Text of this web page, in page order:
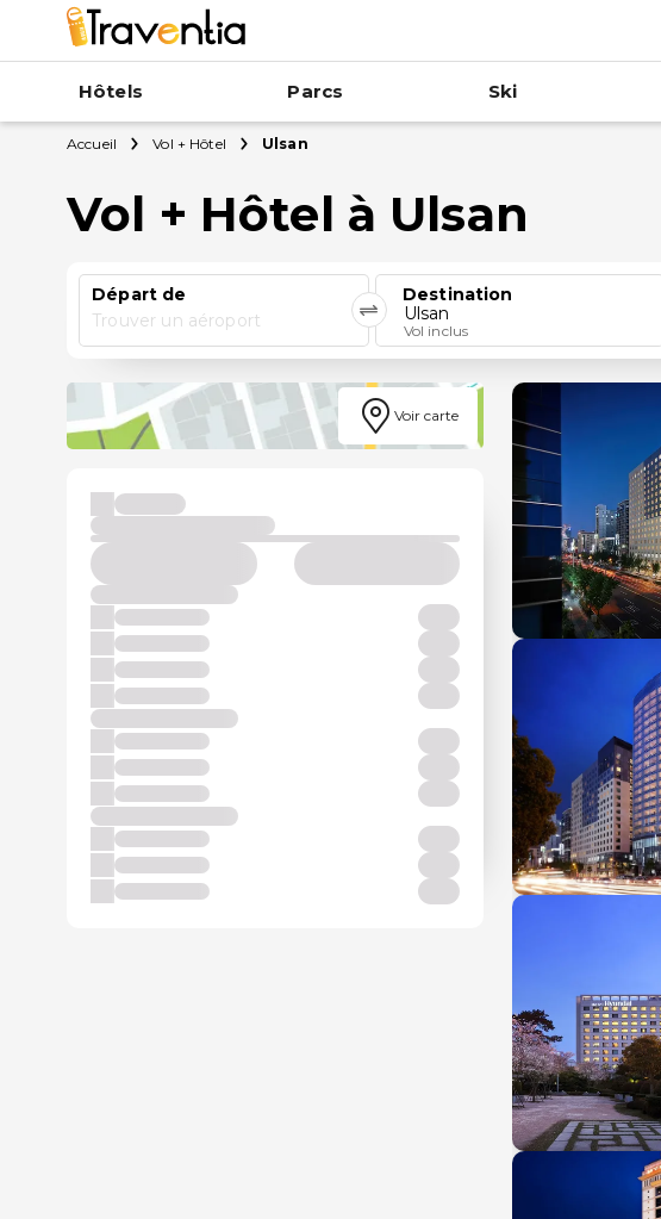
Hôtels Parcs Ski
Accueil Vol + Hôtel Ulsan
Vol + Hôtel à Ulsan
Départ de
Trouver un aéroport
Destination
Ulsan
Vol inclus
Voir carte